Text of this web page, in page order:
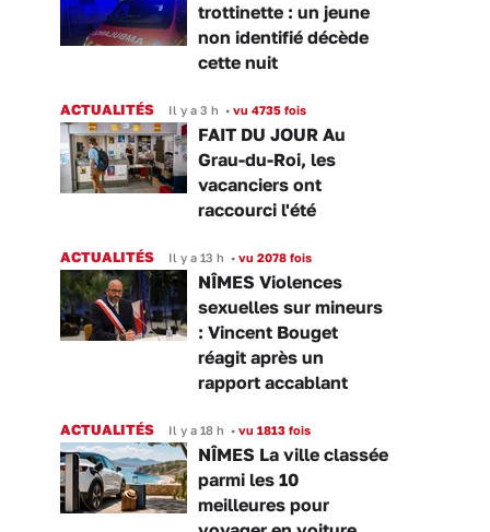
trottinette : un jeune
non identifié décède
cette nuit
ACTUALITÉS Il y a 3 h • vu 4735 fois
FAIT DU JOUR Au
Grau-du-Roi, les
vacanciers ont
raccourci l'été
ACTUALITÉS Il y a 13 h • vu 2078 fois
NÎMES Violences
sexuelles sur mineurs
: Vincent Bouget
réagit après un
rapport accablant
ACTUALITÉS Il y a 18 h • vu 1813 fois
NÎMES La ville classée
parmi les 10
meilleures pour